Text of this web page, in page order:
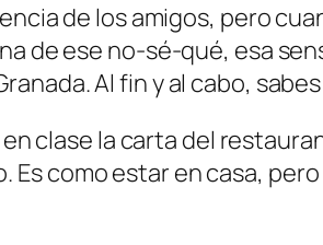
de los amigos, pero
de ese no-sé-qué, esa
Al fin y al cabo,
clase la carta del
Es como estar en casa,